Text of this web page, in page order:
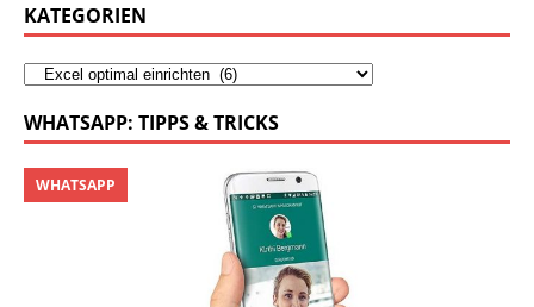
KATEGORIEN
WHATSAPP: TIPPS & TRICKS
WHATSAPP